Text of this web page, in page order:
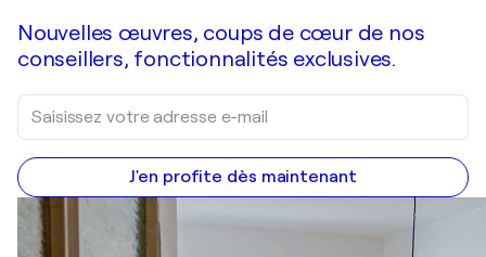
Nouvelles œuvres, coups de cœur de nos
conseillers, fonctionnalités exclusives.
J'en profite dès maintenant